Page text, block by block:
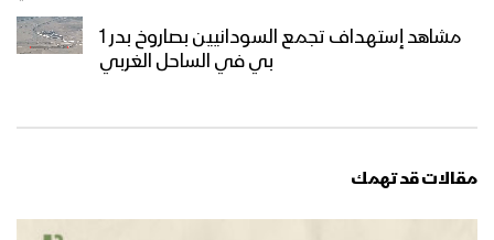
مشاهد إستهداف تجمع السودانيين بصاروخ بدر 1
بي في الساحل الغربي
مقالات قد تهمك